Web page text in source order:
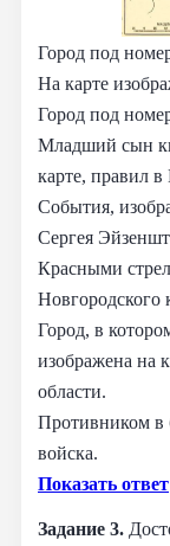
Город под
На карте
Город под
Младший сын
карте, правил
События,
Сергея
Красными
Новгородского
Город, в
изображена на
области.
Противником в
войска.
Показать ответ
Задание 3.